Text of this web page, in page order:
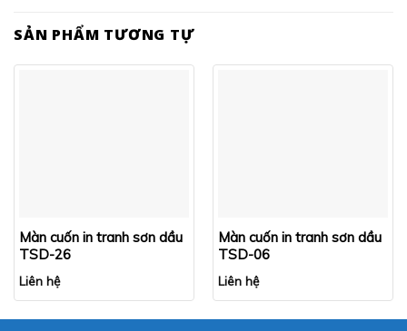
SẢN PHẨM TƯƠNG TỰ
Màn cuốn in tranh sơn dầu
TSD-26
Liên hệ
Màn cuốn in tranh sơn dầu
TSD-06
Liên hệ